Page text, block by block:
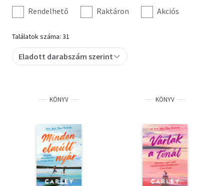
Irodalom
Művészet
Szakkönyv
Tankönyv, segédkönyv
Társadalomtudomány
Természettudomány
Történelem
szűrés
Rendelhető
Raktáron Akciós
Találatok száma: 31
Eladott darabszám szerint
KÖNYV KÖNYV